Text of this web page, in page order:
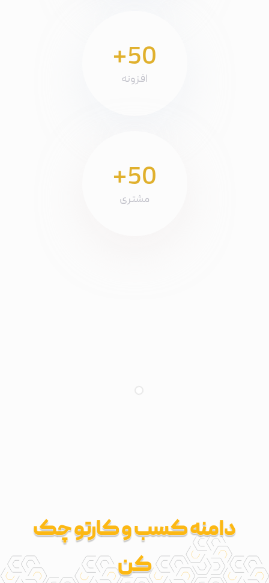
+50
افزونه
+50
مشتری
دامنه کسب و کارتو چک
کن